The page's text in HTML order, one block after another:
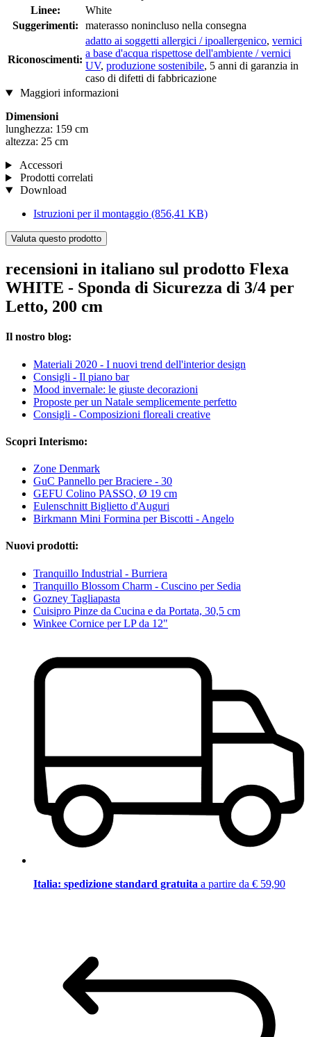
Linee:
White
Suggerimenti:
materasso nonincluso nella consegna
Riconoscimenti:
adatto ai soggetti allergici / ipoallergenico, vernici
a base d'acqua rispettose dell'ambiente / vernici
UV, produzione sostenibile, 5 anni di garanzia in
caso di difetti di fabbricazione
Maggiori informazioni
Dimensioni
lunghezza: 159 cm
altezza: 25 cm
Accessori
Prodotti correlati
Download
Istruzioni per il montaggio (856,41 KB)
Valuta questo prodotto
recensioni in italiano sul prodotto Flexa
WHITE - Sponda di Sicurezza di 3/4 per
Letto, 200 cm
Il nostro blog:
Materiali 2020 - I nuovi trend dell'interior design
Consigli - Il piano bar
Mood invernale: le giuste decorazioni
Proposte per un Natale semplicemente perfetto
Consigli - Composizioni floreali creative
Scopri Interismo:
Zone Denmark
GuC Pannello per Braciere - 30
GEFU Colino PASSO, Ø 19 cm
Eulenschnitt Biglietto d'Auguri
Birkmann Mini Formina per Biscotti - Angelo
Nuovi prodotti:
Tranquillo Industrial - Burriera
Tranquillo Blossom Charm - Cuscino per Sedia
Gozney Tagliapasta
Cuisipro Pinze da Cucina e da Portata, 30,5 cm
Winkee Cornice per LP da 12"
Italia: spedizione standard gratuita a partire da € 59,90